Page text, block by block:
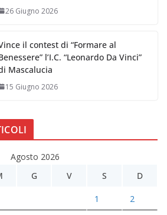
26 Giugno 2026
il contest di “Formare al
l’I.C. “Leonardo Da Vinci”
Mascalucia
15 Giugno 2026
Agosto 2026
G V S D
1 2